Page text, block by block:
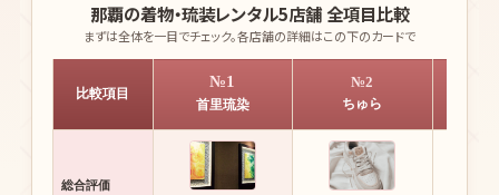
那覇の着物・琉装レンタル5店舗 全項目比較
まずは全体を一目でチェック。各店舗の詳細はこの下のカードで
比較項目
№1
首里琉染
№2
ちゅら
総合評価